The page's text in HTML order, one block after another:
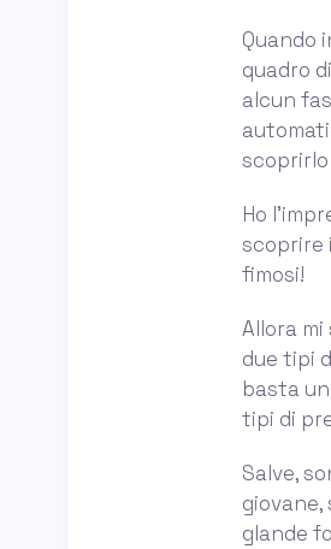
Quando
quadro
alcun
Ho
scoprire
fimosi!
Allora
due tipi
basta
tipi di
Salve,
glande